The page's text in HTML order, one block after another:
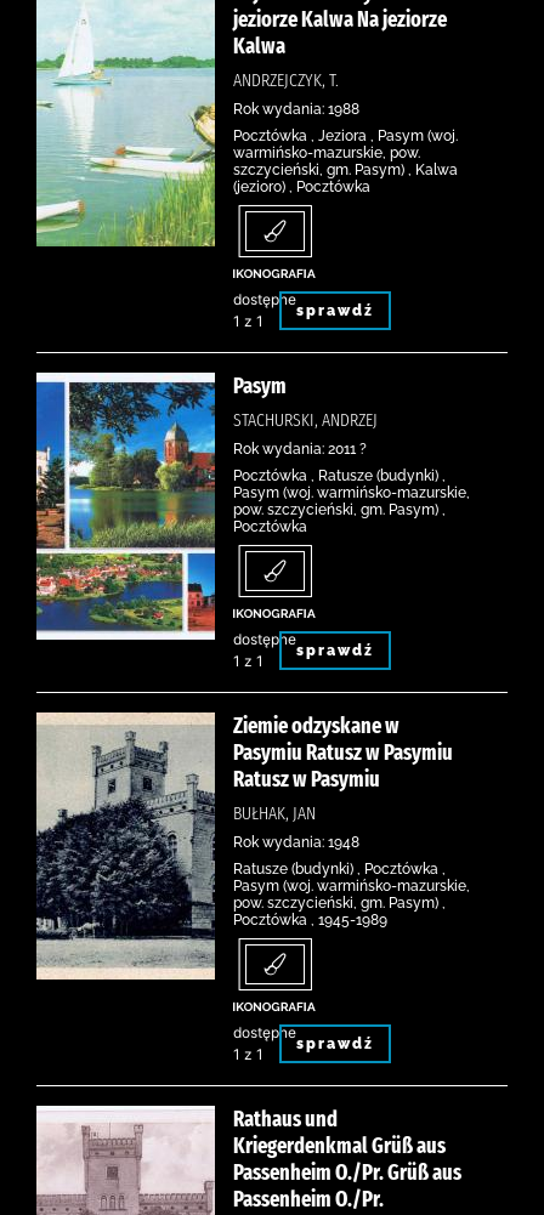
jeziorze Kalwa Na jeziorze
Kalwa
ANDRZEJCZYK, T.
Rok wydania: 1988
Pocztówka , Jeziora , Pasym (woj.
warmińsko-mazurskie, pow.
szczycieński, gm. Pasym) , Kalwa
(jezioro) , Pocztówka
dostępne
1 z 1
sprawdź
Pasym
STACHURSKI, ANDRZEJ
Rok wydania: 2011 ?
Pocztówka , Ratusze (budynki) ,
Pasym (woj. warmińsko-mazurskie,
pow. szczycieński, gm. Pasym) ,
Pocztówka
dostępne
1 z 1
sprawdź
Ziemie odzyskane w
Pasymiu Ratusz w Pasymiu
Ratusz w Pasymiu
BUŁHAK, JAN
Rok wydania: 1948
Ratusze (budynki) , Pocztówka ,
Pasym (woj. warmińsko-mazurskie,
pow. szczycieński, gm. Pasym) ,
Pocztówka , 1945-1989
dostępne
1 z 1
sprawdź
Rathaus und
Kriegerdenkmal Grüß aus
Passenheim O./Pr. Grüß aus
Passenheim O./Pr.